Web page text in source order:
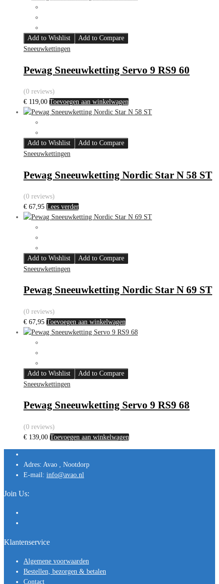
Add to Wishlist
Add to Compare
Sneeuwkettingen
Pewag Sneeuwketting Servo 9 RS9 60
(0 reviews)
€ 119,00 Toevoegen aan winkelwagen
Add to Wishlist
Add to Compare
Sneeuwkettingen
Pewag Sneeuwketting Nordic Star N 58 ST
(0 reviews)
€ 67,95 Lees verder
Add to Wishlist
Add to Compare
Sneeuwkettingen
Pewag Sneeuwketting Nordic Star N 69 ST
(0 reviews)
€ 67,95 Toevoegen aan winkelwagen
Add to Wishlist
Add to Compare
Sneeuwkettingen
Pewag Sneeuwketting Servo 9 RS9 68
(0 reviews)
€ 139,00 Toevoegen aan winkelwagen
Adres: Avao , Nootdorp
E-mail: info@avao.nl
Join Us:
Klantenservice
Algemene voorwaarden
Bestellen, bezorgen & betalen
Contact